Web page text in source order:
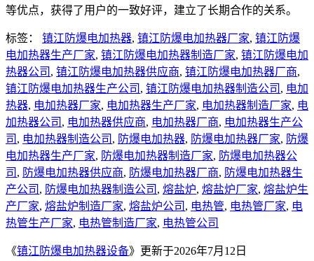
等优点，获得了用户的一致好评，建立了长期合作的关系。
标签： 镇江防爆电加热器, 镇江防爆电加热器厂家, 镇江防爆
电加热器生产厂家, 镇江防爆电加热器制造厂家, 镇江防爆电加
热器公司 , 镇江防爆电加热器供应商, 镇江防爆电加热器厂商,
镇江防爆电加热器生产公司 , 镇江防爆电加热器制造公司 , 电加
热器, 电加热器厂家, 电加热器生产厂家, 电加热器制造厂家, 电
加热器公司 , 电加热器供应商, 电加热器厂商, 电加热器生产公
司 , 电加热器制造公司 , 防爆电加热器, 防爆电加热器厂家, 防爆
电加热器生产厂家, 防爆电加热器制造厂家, 防爆电加热器公
司 , 防爆电加热器供应商, 防爆电加热器厂商, 防爆电加热器生
产公司 , 防爆电加热器制造公司 , 熔盐炉, 熔盐炉厂家, 熔盐炉生
产厂家, 熔盐炉制造厂家, 熔盐炉公司 , 电热管, 电热管厂家, 电
热管生产厂家, 电热管制造厂家, 电热管公司
《镇江防爆电加热器设备》更新于2026年7月12日